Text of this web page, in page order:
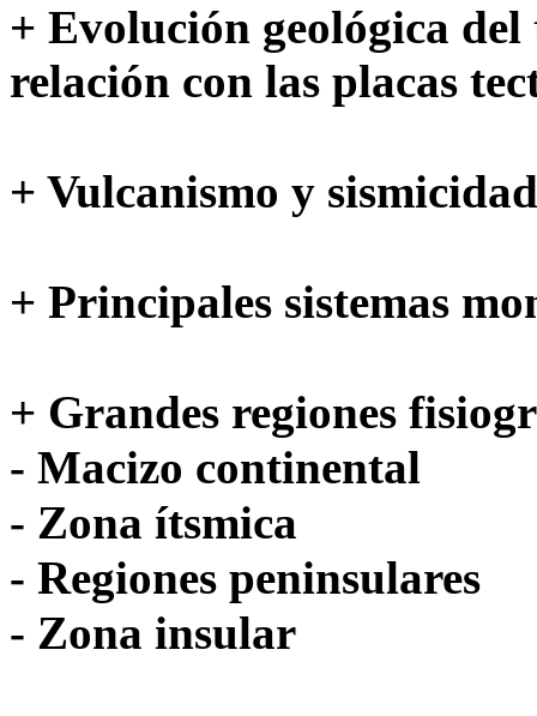
+ Evolución geológica
relación con las placas
+ Vulcanismo y
+ Principales sistemas
+ Grandes regiones
- Macizo continental
- Zona ítsmica
- Regiones peninsulares
- Zona insular